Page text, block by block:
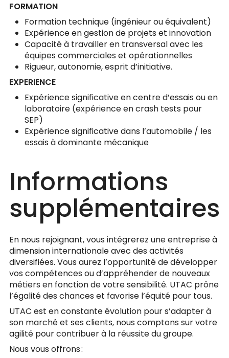
FORMATION
Formation technique (ingénieur ou équivalent)
Expérience en gestion de projets et innovation
Capacité à travailler en transversal avec les
équipes commerciales et opérationnelles
Rigueur, autonomie, esprit d’initiative.
EXPERIENCE
Expérience significative en centre d’essais ou en
laboratoire (expérience en crash tests pour
SEP)
Expérience significative dans l’automobile / les
essais à dominante mécanique
Informations
supplémentaires
En nous rejoignant, vous intégrerez une entreprise à
dimension internationale avec des activités
diversifiées. Vous aurez l’opportunité de développer
vos compétences ou d’appréhender de nouveaux
métiers en fonction de votre sensibilité. UTAC prône
l’égalité des chances et favorise l’équité pour tous.
UTAC est en constante évolution pour s’adapter à
son marché et ses clients, nous comptons sur votre
agilité pour contribuer à la réussite du groupe.
Nous vous offrons :